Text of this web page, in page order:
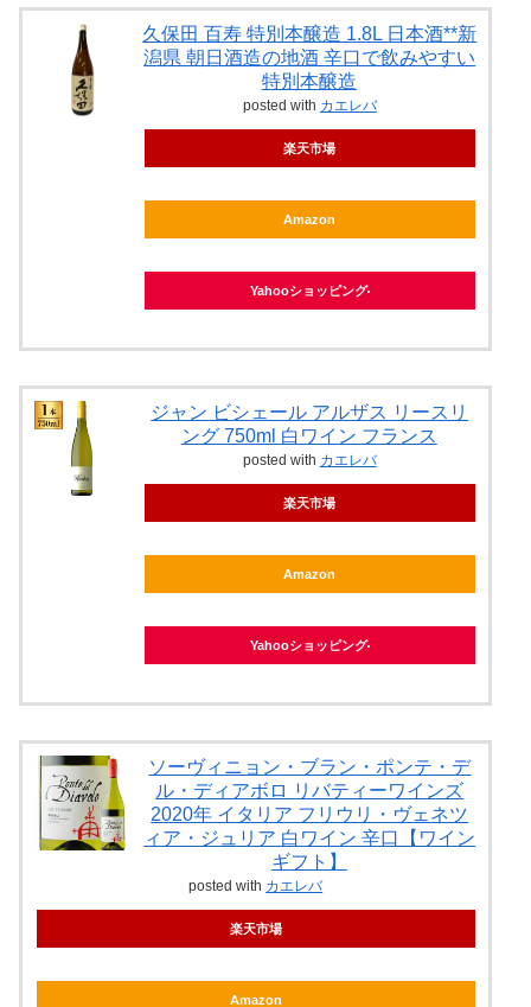
久保田 百寿 特別本醸造 1.8L 日本酒**新
潟県 朝日酒造の地酒 辛口で飲みやすい
特別本醸造
posted with カエレバ
楽天市場
Amazon
Yahooショッピング
ジャン ビシェール アルザス リースリ
ング 750ml 白ワイン フランス
posted with カエレバ
楽天市場
Amazon
Yahooショッピング
ソーヴィニョン・ブラン・ポンテ・デ
ル・ディアボロ リバティーワインズ
2020年 イタリア フリウリ・ヴェネツ
ィア・ジュリア 白ワイン 辛口【ワイン
ギフト】
posted with カエレバ
楽天市場
Amazon